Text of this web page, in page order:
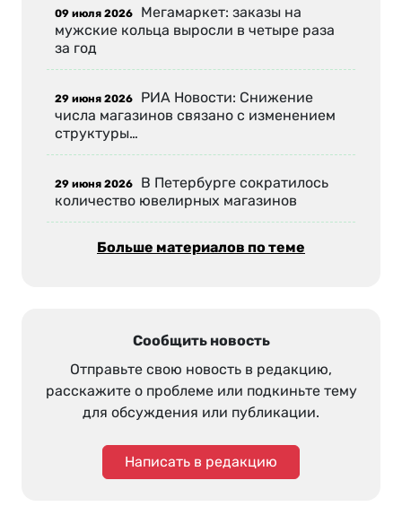
09 июля 2026 Мегамаркет: заказы на
мужские кольца выросли в четыре раза
за год
29 июня 2026 РИА Новости: Снижение
числа магазинов связано с изменением
структуры…
29 июня 2026 В Петербурге сократилось
количество ювелирных магазинов
Больше материалов по теме
Сообщить новость
Отправьте свою новость в редакцию,
расскажите о проблеме или подкиньте тему
для обсуждения или публикации.
Написать в редакцию